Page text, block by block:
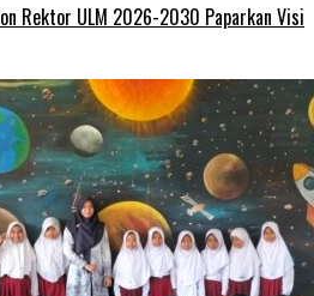
Rektor ULM 2026-2030 Paparkan Visi